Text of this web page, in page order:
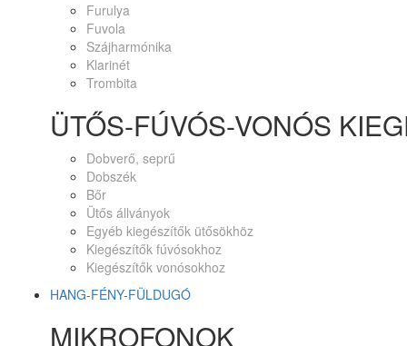
Furulya
Fuvola
Szájharmónika
Klarinét
Trombita
ÜTŐS-FÚVÓS-VONÓS
Dobverő, seprű
Dobszék
Bőr
Ütős állványok
Egyéb kiegészítők ütősökhöz
Kiegészítők fúvósokhoz
Kiegészítők vonósokhoz
HANG-FÉNY-FÜLDUGÓ
MIKROFONOK